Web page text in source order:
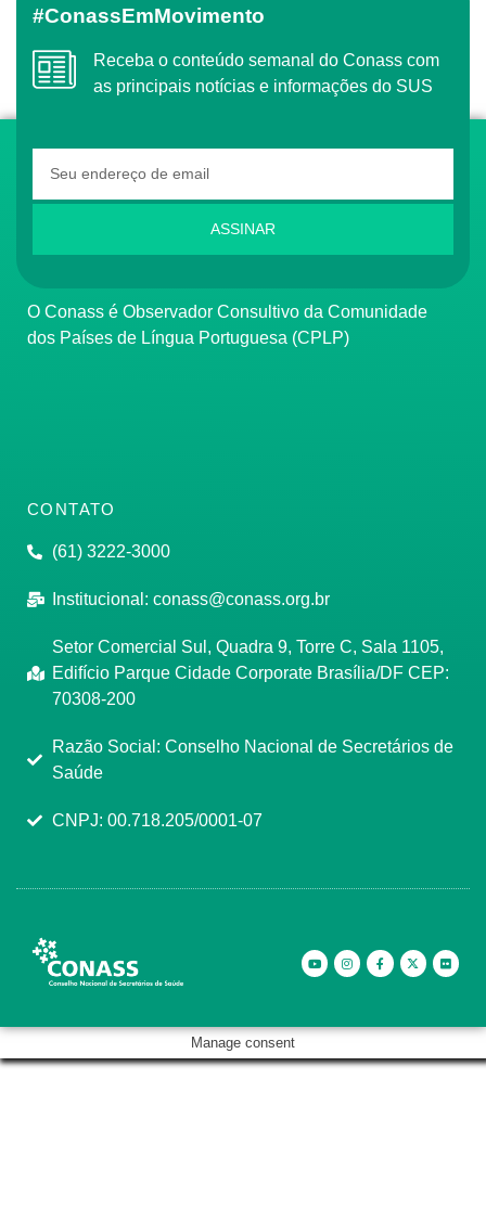
#ConassEmMovimento
Receba o conteúdo semanal do Conass com
as principais notícias e informações do SUS
ASSINAR
O Conass é Observador Consultivo da Comunidade
dos Países de Língua Portuguesa (CPLP)
CONTATO
(61) 3222-3000
Institucional: conass@conass.org.br
Setor Comercial Sul, Quadra 9, Torre C, Sala 1105,
Edifício Parque Cidade Corporate Brasília/DF CEP:
70308-200
Razão Social: Conselho Nacional de Secretários de
Saúde
CNPJ: 00.718.205/0001-07
Manage consent